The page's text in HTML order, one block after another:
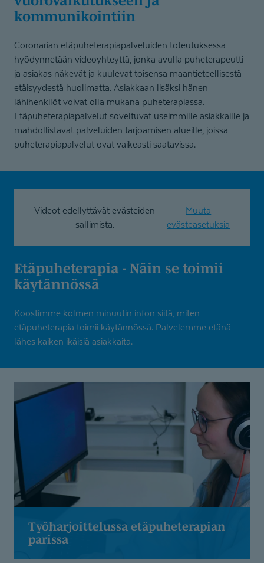
kommunikointiin
Coronarian etäpuheterapiapalveluiden toteutuksessa
hyödynnetään videoyhteyttä, jonka avulla puheterapeutti
ja asiakas näkevät ja kuulevat toisensa maantieteellisestä
etäisyydestä huolimatta. Asiakkaan lisäksi hänen
lähihenkilöt voivat olla mukana puheterapiassa.
Etäpuheterapiapalvelut soveltuvat useimmille asiakkaille ja
mahdollistavat palveluiden tarjoamisen alueille, joissa
puheterapiapalvelut ovat vaikeasti saatavissa.
Videot edellyttävät evästeiden
sallimista.
Muuta
evästeasetuksia
Etäpuheterapia - Näin se toimii
käytännössä
Koostimme kolmen minuutin infon siitä, miten
etäpuheterapia toimii käytännössä. Palvelemme etänä
lähes kaiken ikäisiä asiakkaita.
Työharjoit­telussa etäpuhete­rapian
parissa